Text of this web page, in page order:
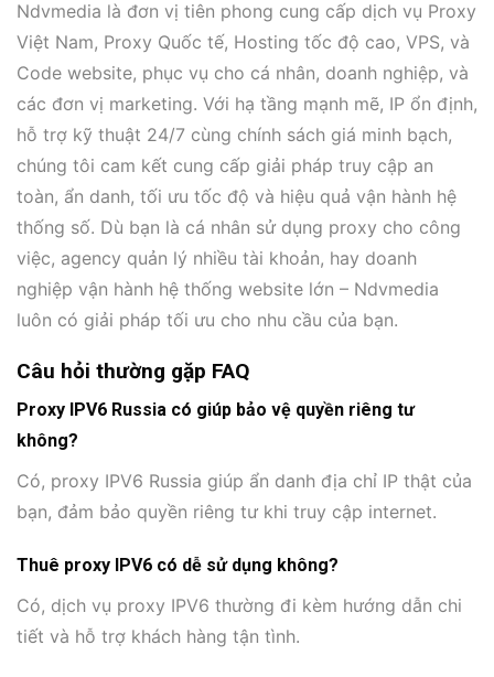
Ndvmedia là đơn vị tiên phong cung cấp dịch vụ Proxy
Việt Nam, Proxy Quốc tế, Hosting tốc độ cao, VPS, và
Code website, phục vụ cho cá nhân, doanh nghiệp, và
các đơn vị marketing. Với hạ tầng mạnh mẽ, IP ổn định,
hỗ trợ kỹ thuật 24/7 cùng chính sách giá minh bạch,
chúng tôi cam kết cung cấp giải pháp truy cập an
toàn, ẩn danh, tối ưu tốc độ và hiệu quả vận hành hệ
thống số. Dù bạn là cá nhân sử dụng proxy cho công
việc, agency quản lý nhiều tài khoản, hay doanh
nghiệp vận hành hệ thống website lớn – Ndvmedia
luôn có giải pháp tối ưu cho nhu cầu của bạn.
Câu hỏi thường gặp FAQ
Proxy IPV6 Russia có giúp bảo vệ quyền riêng tư
không?
Có, proxy IPV6 Russia giúp ẩn danh địa chỉ IP thật của
bạn, đảm bảo quyền riêng tư khi truy cập internet.
Thuê proxy IPV6 có dễ sử dụng không?
Có, dịch vụ proxy IPV6 thường đi kèm hướng dẫn chi
tiết và hỗ trợ khách hàng tận tình.